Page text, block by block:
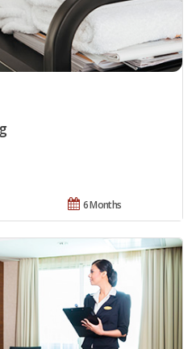
6 Months